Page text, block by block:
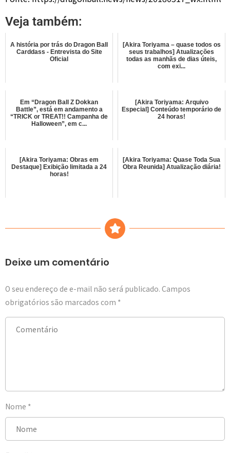
Veja também:
A história por trás do Dragon Ball
Carddass - Entrevista do Site
Oficial
[Akira Toriyama – quase todos os
seus trabalhos] Atualizações
todas as manhãs de dias úteis,
com exi...
Em “Dragon Ball Z Dokkan
Battle”, está em andamento a
“TRICK or TREAT!! Campanha de
Halloween”, em c...
[Akira Toriyama: Arquivo
Especial] Conteúdo temporário de
24 horas!
[Akira Toriyama: Obras em
Destaque] Exibição limitada a 24
horas!
[Akira Toriyama: Quase Toda Sua
Obra Reunida] Atualização diária!
Deixe um comentário
O seu endereço de e-mail não será publicado. Campos
obrigatórios são marcados com *
Nome *